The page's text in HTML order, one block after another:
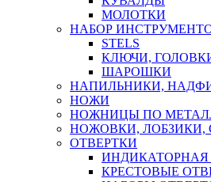
МОЛОТКИ
НАБОР
STELS
КЛЮЧИ,
ШАРОШКИ
НАПИЛЬНИКИ,
НОЖИ
НОЖНИЦЫ ПО
НОЖОВКИ, ЛОБЗИКИ,
ОТВЕРТКИ
ИНДИКАТОРНАЯ
КРЕСТОВЫЕ